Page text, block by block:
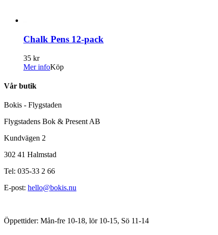
Chalk Pens 12-pack
35 kr
Mer infoKöp
Vår butik
Bokis - Flygstaden
Flygstadens Bok & Present AB
Kundvägen 2
302 41 Halmstad
Tel: 035-33 2 66
E-post: hello@bokis.nu
Öppettider: Mån-fre 10-18, lör 10-15, Sö 11-14